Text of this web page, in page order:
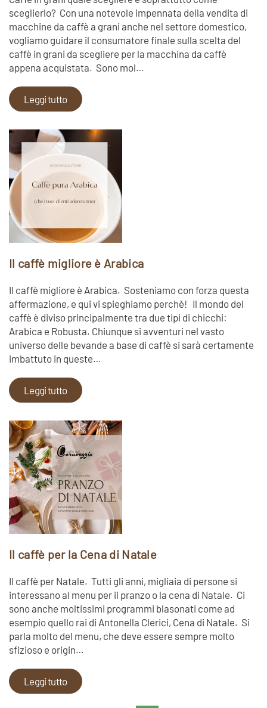
sceglierlo? Con una notevole impennata della vendita di
macchine da caffè a grani anche nel settore domestico,
vogliamo guidare il consumatore finale sulla scelta del
caffè in grani da scegliere per la macchina da caffè
appena acquistata. Sono mol…
Leggi tutto
Il caffè migliore è Arabica
Il caffè migliore è Arabica. Sosteniamo con forza questa
affermazione, e qui vi spieghiamo perchè! Il mondo del
caffè è diviso principalmente tra due tipi di chicchi:
Arabica e Robusta. Chiunque si avventuri nel vasto
universo delle bevande a base di caffè si sarà certamente
imbattuto in queste…
Leggi tutto
Il caffè per la Cena di Natale
Il caffè per Natale. Tutti gli anni, migliaia di persone si
interessano al menu per il pranzo o la cena di Natale. Ci
sono anche moltissimi programmi blasonati come ad
esempio quello rai di Antonella Clerici, Cena di Natale. Si
parla molto del menu, che deve essere sempre molto
sfizioso e origin…
Leggi tutto